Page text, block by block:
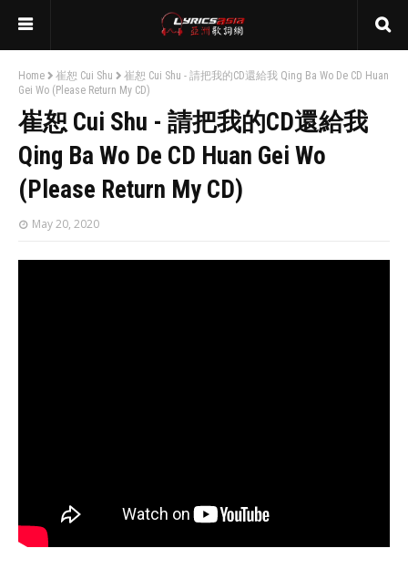
Home 崔恕 Cui Shu
崔恕 Cui Shu - 請把我的CD還給我 Qing Ba Wo De CD Huan
Gei Wo (Please Return My CD)
崔恕 Cui Shu - 請把我的CD還給我
Qing Ba Wo De CD Huan Gei Wo
(Please Return My CD)
May 20, 2020